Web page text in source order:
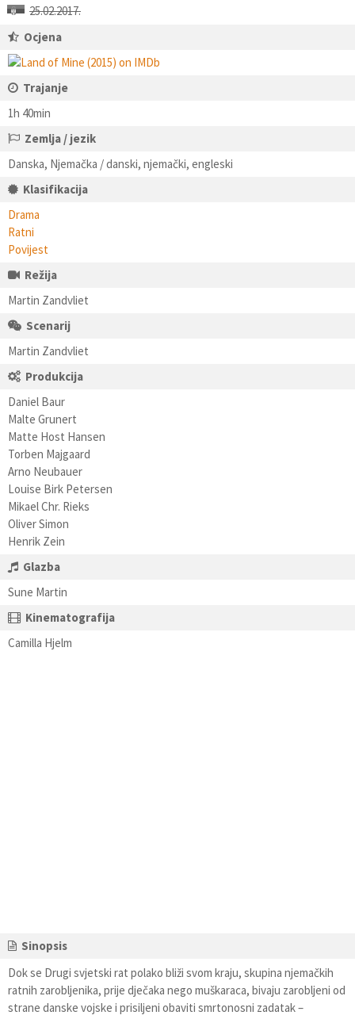
25.02.2017.
Ocjena
Trajanje
1h 40min
Zemlja / jezik
Danska, Njemačka / danski, njemački, engleski
Klasifikacija
Drama
Ratni
Povijest
Režija
Martin Zandvliet
Scenarij
Martin Zandvliet
Produkcija
Daniel Baur
Malte Grunert
Matte Host Hansen
Torben Majgaard
Arno Neubauer
Louise Birk Petersen
Mikael Chr. Rieks
Oliver Simon
Henrik Zein
Glazba
Sune Martin
Kinematografija
Camilla Hjelm
Sinopsis
Dok se Drugi svjetski rat polako bliži svom kraju, skupina njemačkih
ratnih zarobljenika, prije dječaka nego muškaraca, bivaju zarobljeni od
strane danske vojske i prisiljeni obaviti smrtonosni zadatak –